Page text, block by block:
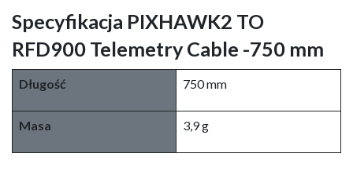
Specyfikacja PIXHAWK2 TO
RFD900 Telemetry Cable -750 mm
Długość 750 mm
Masa 3,9 g